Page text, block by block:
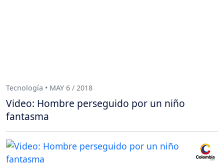
Tecnología • MAY 6 / 2018
Video: Hombre perseguido por un niño
fantasma